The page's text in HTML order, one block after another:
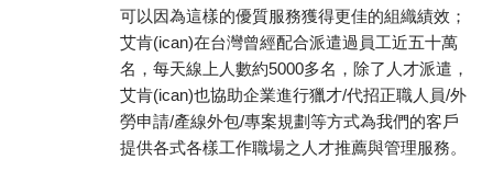
可以因為這樣的優質服務獲得更佳的組織績效；
艾肯(ican)在台灣曾經配合派遣過員工近五十萬
名，每天線上人數約5000多名，除了人才派遣，
艾肯(ican)也協助企業進行獵才/代招正職人員/外
勞申請/產線外包/專案規劃等方式為我們的客戶
提供各式各樣工作職場之人才推薦與管理服務。